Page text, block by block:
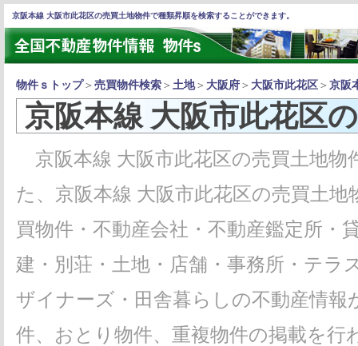
京阪本線 大阪市此花区の売買土地物件で種類昇順を検索することができます。
物件ｓトップ＞ 売買物件検索 ＞ 土地＞ 大阪府 ＞ 大阪市此花区 ＞ 京阪
京阪本線 大阪市此花区
京阪本線 大阪市此花区の売買土地
た、京阪本線 大阪市此花区の売買土
買物件・不動産会社・不動産鑑定所・
建・別荘・土地・店舗・事務所・テラ
ザイナーズ・田舎暮らしの不動産情
件、おとり物件、重複物件の掲載を